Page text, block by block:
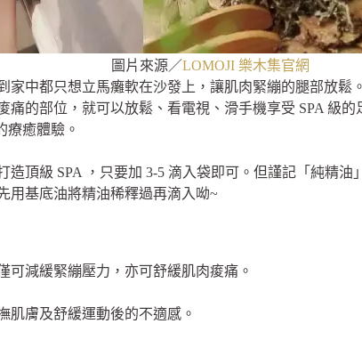
圖片來源／LOMOJI 樂木集官網
家中都只想立馬癱軟在沙發上，讓肌肉緊繃的腿部放鬆
痛的部位，就可以放鬆、看電視、滑手機享受 SPA 級
療癒體驗。
造頂級 SPA ，只要加 3-5 滴入袋即可。但謹記「純精
用基底油將精油稀釋過再滴入呦~
可減緩緊繃壓力，亦可舒緩肌肉痠痛。
肌膚及舒緩運動後的不適感。